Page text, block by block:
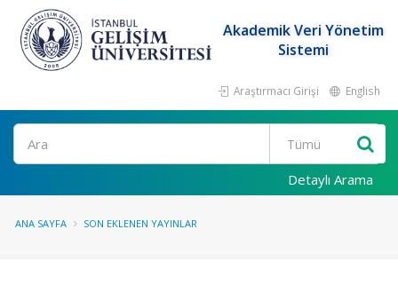
Akademik Veri Yönetim
Sistemi
Araştırmacı Girişi English
Ara
Detaylı Arama
ANA SAYFA SON EKLENEN YAYINLAR